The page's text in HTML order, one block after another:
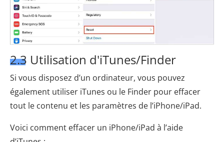
2.3 Utilisation d'iTunes/Finder
Si vous disposez d’un ordinateur, vous pouvez
également utiliser iTunes ou le Finder pour effacer
tout le contenu et les paramètres de l’iPhone/iPad.
Voici comment effacer un iPhone/iPad à l’aide